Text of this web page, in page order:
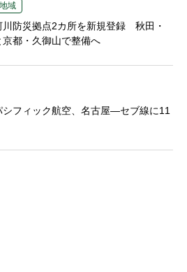
地域
川防災拠点2カ所を新規登録 秋田・
京都・久御山で整備へ
シフィック航空、名古屋―セブ線に11